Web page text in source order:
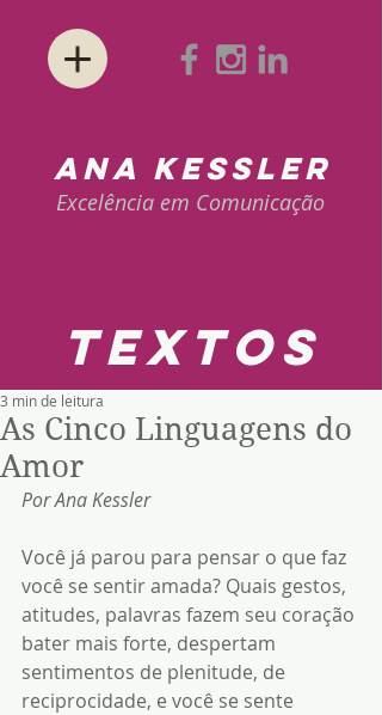
ANA KESSLER
Excelência em Comunicação
textos
As Cinco Linguagens do
Amor
3 min de leitura
Por Ana Kessler
Você já parou para pensar o que faz
você se sentir amada? Quais gestos,
atitudes, palavras fazem seu coração
bater mais forte, despertam
sentimentos de plenitude, de
reciprocidade, e você se sente